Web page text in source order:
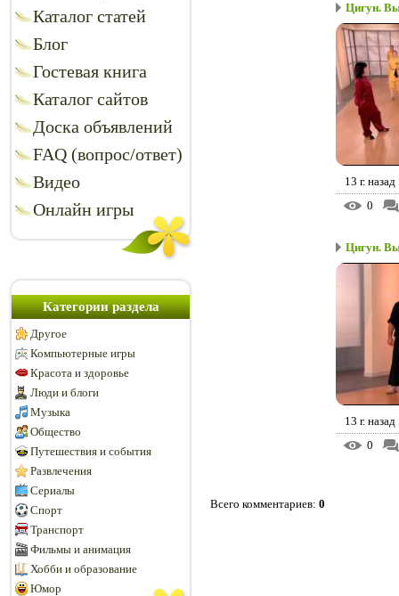
Каталог статей
Блог
Гостевая книга
Каталог сайтов
Доска объявлений
FAQ (вопрос/ответ)
Видео
Онлайн игры
Категории раздела
Другое
Компьютерные игры
Красота и здоровье
Люди и блоги
Музыка
Общество
Путешествия и события
Развлечения
Сериалы
Спорт
Транспорт
Фильмы и анимация
Хобби и образование
Юмор
Цигун.
13 г. назад
0
Цигун.
13 г. назад
0
Всего комментариев: 0